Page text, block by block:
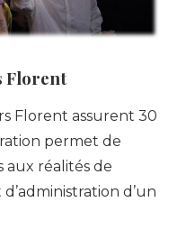
Florent
Florent assurent 30
permet de
aux réalités de
d’un